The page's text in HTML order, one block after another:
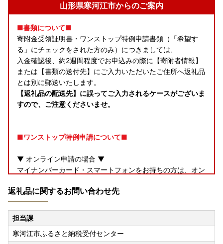
山形県寒河江市からのご案内
■書類について■
寄附金受領証明書・ワンストップ特例申請書類（「希望す
る」にチェックをされた方のみ）につきましては、
入金確認後、約2週間程度でお申込みの際に【寄附者情報】
または【書類の送付先】にご入力いただいたご住所へ返礼品
とは別に郵送いたします。
【返礼品の配送先】に誤ってご入力されるケースがございま
すので、ご注意くださいませ。
■ワンストップ特例申請について■
▼ オンライン申請の場合 ▼
マイナンバーカード・スマートフォンをお持ちの方は、オン
＜ふるなびマイページからの申請＞
「e-NINSHO」アプリを使用します。
【ワンストップ特例オンライン申請（e-NINSHO）の申請手
順】
返礼品に関するお問い合わせ先
担当課
寒河江市ふるさと納税受付センター